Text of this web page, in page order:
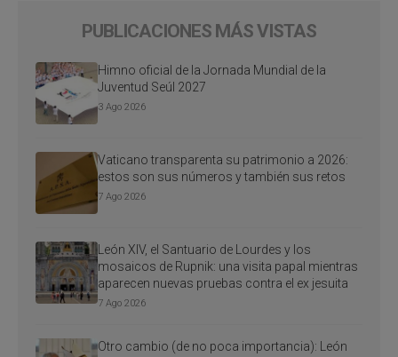
PUBLICACIONES MÁS VISTAS
Himno oficial de la Jornada Mundial de la
Juventud Seúl 2027
3 Ago 2026
Vaticano transparenta su patrimonio a 2026:
estos son sus números y también sus retos
7 Ago 2026
León XIV, el Santuario de Lourdes y los
mosaicos de Rupnik: una visita papal mientras
aparecen nuevas pruebas contra el ex jesuita
7 Ago 2026
Otro cambio (de no poca importancia): León